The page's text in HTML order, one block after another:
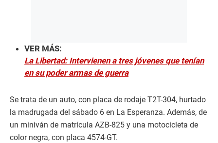
VER MÁS:
La Libertad: Intervienen a tres jóvenes que tenían
en su poder armas de guerra
Se trata de un auto, con placa de rodaje T2T-304, hurtado
la madrugada del sábado 6 en La Esperanza. Además, de
un miniván de matrícula AZB-825 y una motocicleta de
color negra, con placa 4574-GT.